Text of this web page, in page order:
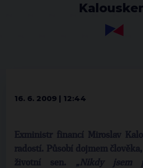
16. 6. 2009 | 12:44
Exministr financí Miroslav
radostí. Působí dojmem
životní sen.
„Nikdy jsem